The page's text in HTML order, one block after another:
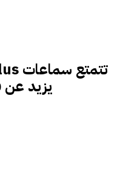
يزيد عن 40 بالمائة بمناسبة يوم الرؤساء